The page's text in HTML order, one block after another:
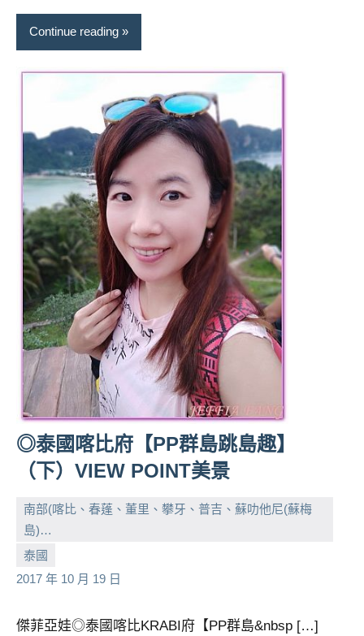
Continue reading
◎泰國喀比府【PP群島跳島趣】
（下）VIEW POINT美景
南部(喀比、春蓬、董里、攀牙、普吉、蘇叻他尼(蘇梅
島)…
泰國
2017 年 10 月 19 日
小
芳
No
comments
傑菲亞娃◎泰國喀比KRABI府【PP群島&nbsp […]